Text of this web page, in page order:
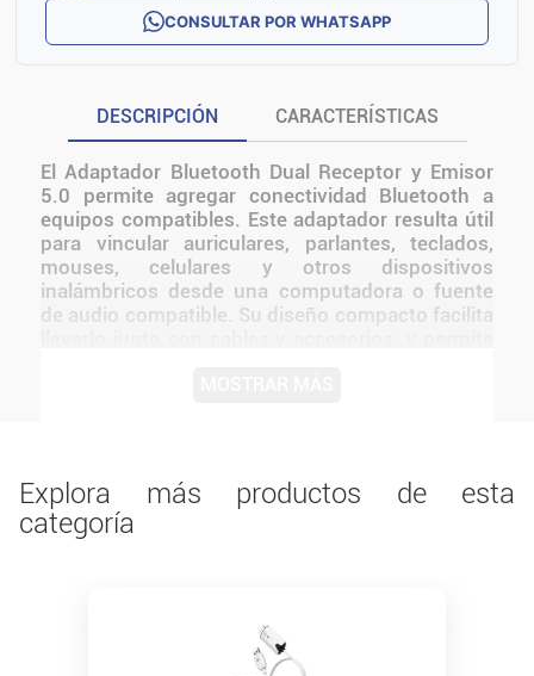
CONSULTAR POR WHATSAPP
DESCRIPCIÓN CARACTERÍSTICAS
El Adaptador Bluetooth Dual Receptor y Emisor
5.0 permite agregar conectividad Bluetooth a
equipos compatibles. Este adaptador resulta útil
para vincular auriculares, parlantes, teclados,
mouses, celulares y otros dispositivos
inalámbricos desde una computadora o fuente
de audio compatible. Su diseño compacto facilita
Explora más productos de esta
categoría